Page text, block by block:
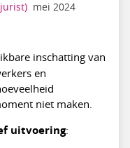
mei 2024
inschatting van
en
niet maken.
uitvoering: